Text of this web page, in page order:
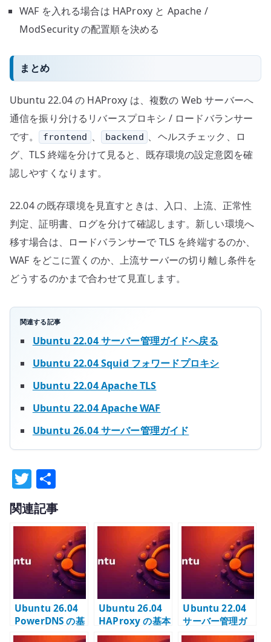
WAF を入れる場合は HAProxy と Apache /
ModSecurity の配置順を決める
まとめ
Ubuntu 22.04 の HAProxy は、複数の Web サーバーへ
通信を振り分けるリバースプロキシ / ロードバランサー
です。
frontend 、 backend 、ヘルスチェック、ロ
グ、TLS 終端を分けて見ると、既存環境の設定意図を確
認しやすくなります。
22.04 の既存環境を見直すときは、入口、上流、正常性
判定、証明書、ログを分けて確認します。新しい環境へ
移す場合は、ロードバランサーで TLS を終端するのか、
WAF をどこに置くのか、上流サーバーの切り離し条件を
どうするのかまで合わせて見直します。
関連する記事
Ubuntu 22.04 サーバー管理ガイドへ戻る
Ubuntu 22.04 Squid フォワードプロキシ
Ubuntu 22.04 Apache TLS
Ubuntu 22.04 Apache WAF
Ubuntu 26.04 サーバー管理ガイド
T
w
it
r
有
関連記事
Ubuntu 26.04
PowerDNS の基
本設定 – 権威
Ubuntu 26.04
HAProxy の基本
設定 – TCP ロー
Ubuntu 22.04
サーバー管理ガ
イド